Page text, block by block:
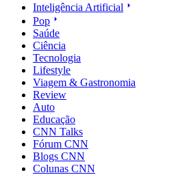
Inteligência Artificial
Pop
Saúde
Ciência
Tecnologia
Lifestyle
Viagem & Gastronomia
Review
Auto
Educação
CNN Talks
Fórum CNN
Blogs CNN
Colunas CNN